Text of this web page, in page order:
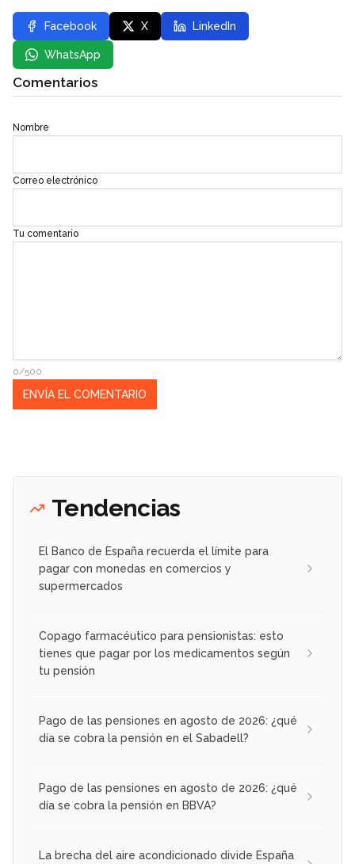
Facebook X LinkedIn
WhatsApp
Comentarios
Nombre
Correo electrónico
Tu comentario
0/500
Tendencias
El Banco de España recuerda el límite para
pagar con monedas en comercios y
supermercados
Copago farmacéutico para pensionistas: esto
tienes que pagar por los medicamentos según
tu pensión
Pago de las pensiones en agosto de 2026: ¿qué
día se cobra la pensión en el Sabadell?
Pago de las pensiones en agosto de 2026: ¿qué
día se cobra la pensión en BBVA?
La brecha del aire acondicionado divide España